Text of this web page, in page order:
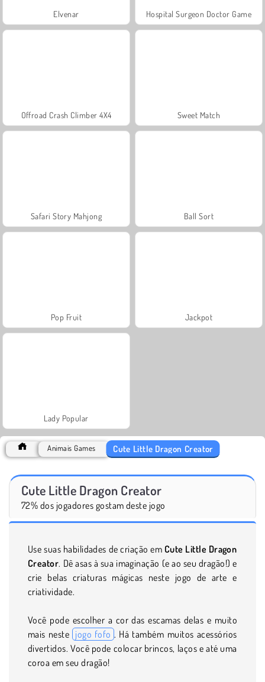
Elvenar Hospital Surgeon Doctor Game
Offroad Crash Climber 4X4 Sweet Match
Safari Story Mahjong Ball Sort
Pop Fruit Jackpot
Lady Popular
Animais Games Cute Little Dragon Creator
Cute Little Dragon Creator
72% dos jogadores gostam deste jogo
Use suas habilidades de criação em Cute Little Dragon
Creator. Dê asas à sua imaginação (e ao seu dragão!) e
crie belas criaturas mágicas neste jogo de arte e
criatividade.
Você pode escolher a cor das escamas delas e muito
mais neste jogo fofo . Há também muitos acessórios
divertidos. Você pode colocar brincos, laços e até uma
coroa em seu dragão!